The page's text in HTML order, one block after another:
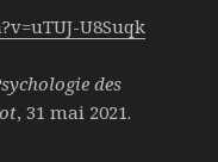
U8Suqk
des
, 31 mai 2021.